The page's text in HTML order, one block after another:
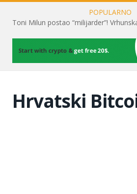
POPULARNO
Hrvatski